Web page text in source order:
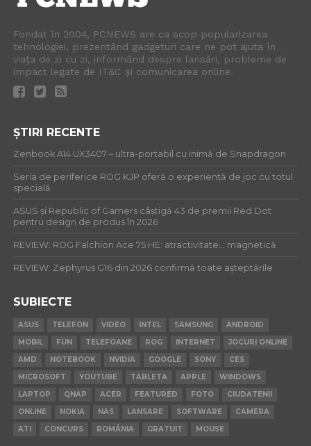
Fondat în 2004, PCNEWS are ca scop popularizarea
tehnologiei, prezentând gadgeturi care ne pot ajuta în
viața de zi cu zi, informând despre lansări, probleme de
impact legate de IT&C și comunicarea online.
ȘTIRI RECENTE
Zenbook A14 UX3407 – ultra-portabil cu inimă de Snapdragon
Seria de periferice ROG KJP oferă o experiență de joc cu totul
specială
ASUS și Republic of Gamers câștigă 43 de premii Red Dot
pentru design de produs în 2026
REVIEW: ROG Falchion Ace 75 HE: atractivitate… magnetică
REVIEW: Zephyrus G16 din 2026 confirmă toate așteptările
SUBIECTE
ASUS TELEFON VIDEO INTEL SAMSUNG
ANDROID
MOBIL
FUN TELEFOANE ROG INTERNET
JOCURI ONLINE
AMD
NOTEBOOK NVIDIA GOOGLE SONY
CES
MICROSOFT
YOUTUBE TABLETA APPLE
WINDOWS
LAPTOP
QNAP ACER FEATURED FOTO
CIUDATENII
ONLINE
NOKIA NAS LANSARE SOFTWARE
CAMERA
ATI
CONCURS ROMÂNIA GRATUIT MOUSE